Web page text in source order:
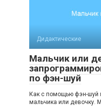
Дидактические
Мальчик или
по фэн-шуй
Как с помощью фэн-шуй
мальчика или девочку.